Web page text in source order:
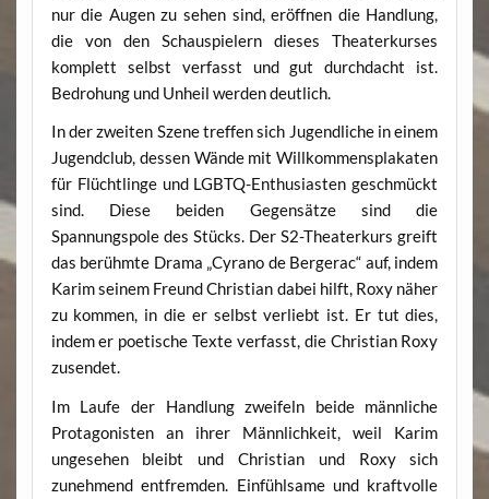
nur die Augen zu sehen sind, eröffnen die Handlung,
die von den Schauspielern dieses Theaterkurses
komplett selbst verfasst und gut durchdacht ist.
Bedrohung und Unheil werden deutlich.
In der zweiten Szene treffen sich Jugendliche in einem
Jugendclub, dessen Wände mit Willkommensplakaten
für Flüchtlinge und LGBTQ-Enthusiasten geschmückt
sind. Diese beiden Gegensätze sind die
Spannungspole des Stücks. Der S2-Theaterkurs greift
das berühmte Drama „Cyrano de Bergerac“ auf, indem
Karim seinem Freund Christian dabei hilft, Roxy näher
zu kommen, in die er selbst verliebt ist. Er tut dies,
indem er poetische Texte verfasst, die Christian Roxy
zusendet.
Im Laufe der Handlung zweifeln beide männliche
Protagonisten an ihrer Männlichkeit, weil Karim
ungesehen bleibt und Christian und Roxy sich
zunehmend entfremden. Einfühlsame und kraftvolle